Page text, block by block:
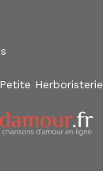
Herboristerie